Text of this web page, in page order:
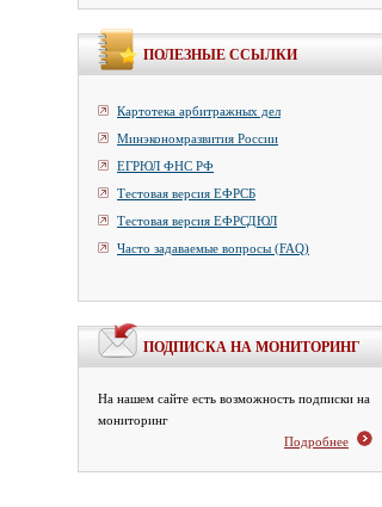
ПОЛЕЗНЫЕ ССЫЛКИ
Картотека арбитражных дел
Минэкономразвития России
ЕГРЮЛ ФНС РФ
Тестовая версия ЕФРСБ
Тестовая версия ЕФРСДЮЛ
Часто задаваемые вопросы (FAQ)
ПОДПИСКА НА МОНИТОРИНГ
На нашем сайте есть возможность подписки на
мониторинг
Подробнее